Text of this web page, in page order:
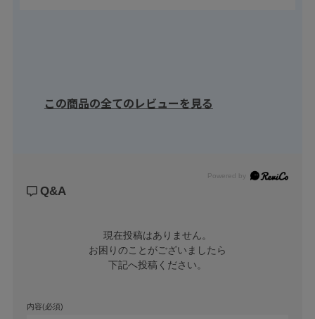
この商品の全てのレビューを見る
Powered by
Q&A
現在投稿はありません。
お困りのことがございましたら
下記へ投稿ください。
内容(必須)